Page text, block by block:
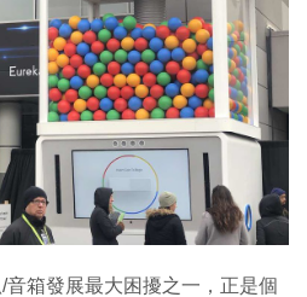
音箱發展最大困擾之一，正是個